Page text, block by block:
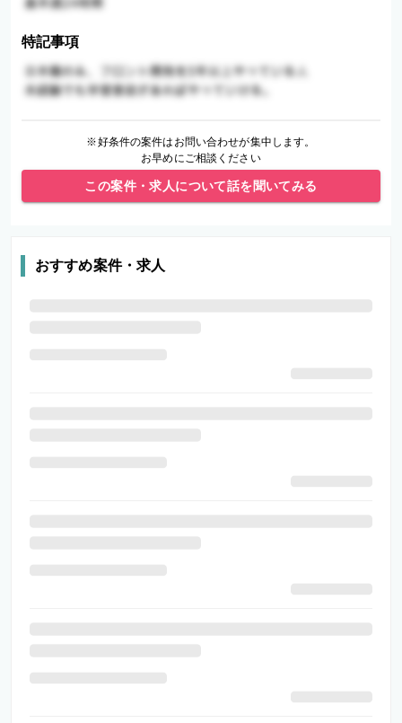
特記事項
※好条件の案件はお問い合わせが集中します。
お早めにご相談ください
この案件・求人について話を聞いてみる
おすすめ案件・求人